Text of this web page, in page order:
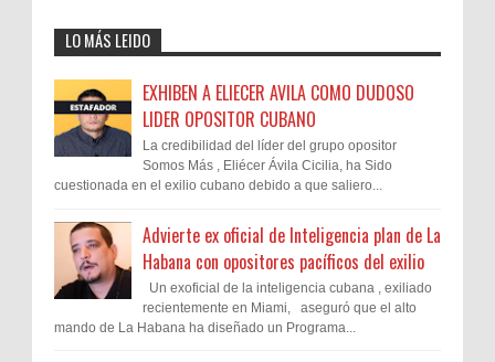
LO MÁS LEIDO
EXHIBEN A ELIECER AVILA COMO DUDOSO
LIDER OPOSITOR CUBANO
La credibilidad del líder del grupo opositor
Somos Más , Eliécer Ávila Cicilia, ha Sido
cuestionada en el exilio cubano debido a que saliero...
Advierte ex oficial de Inteligencia plan de La
Habana con opositores pacíficos del exilio
Un exoficial de la inteligencia cubana , exiliado
recientemente en Miami, aseguró que el alto
mando de La Habana ha diseñado un Programa...